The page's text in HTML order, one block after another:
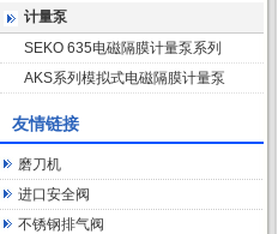
计量泵
SEKO 635电磁隔膜计量泵系列
AKS系列模拟式电磁隔膜计量泵
友情链接
磨刀机
进口安全阀
不锈钢排气阀